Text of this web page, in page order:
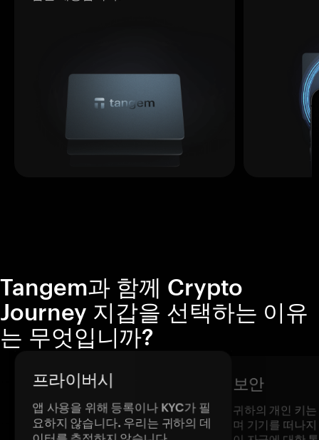
Tangem과 함께 Crypto
Journey 지갑을 선택하는 이유
는 무엇입니까?
프라이버시
앱 사용을 위해 등록이나 KYC가 필
요하지 않습니다. 우리는 귀하의 데
보안
귀하의 개인 키
며 기기를 떠나